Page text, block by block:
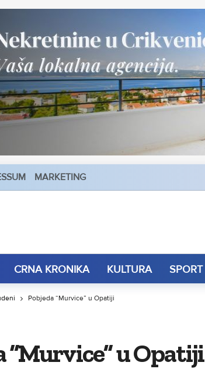
MARKETING
CRNA KRONIKA KULTURA SPORT
Pobjeda “Murvice” u Opatiji
“Murvice” u Opatiji